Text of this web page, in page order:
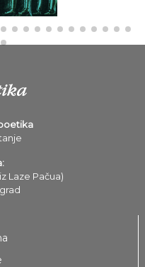
Laze Pačua)